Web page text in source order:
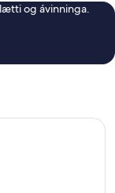
og ávinninga.